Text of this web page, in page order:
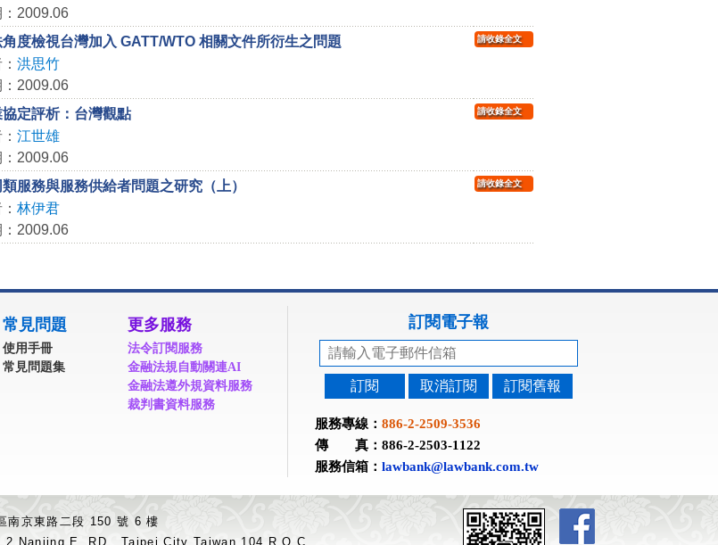
2009.06
度檢視台灣加入 GATT/WTO 相關文件所衍生之問題
洪思竹
2009.06
請收錄全文
協定評析：台灣觀點
江世雄
2009.06
請收錄全文
服務與服務供給者問題之研究（上）
林伊君
2009.06
請收錄全文
常見問題
使用手冊
常見問題集
更多服務
法令訂閱服務
金融法規自動關連AI
金融法遵外規資料服務
裁判書資料服務
訂閱電子報
訂閱 取消訂閱 訂閱舊報
服務專線： 886-2-2509-3536
傳 真：886-2-2503-1122
服務信箱： lawbank@lawbank.com.tw
南京東路二段 150 號 6 樓
E. RD., Taipei City Taiwan 104,R.O.C.